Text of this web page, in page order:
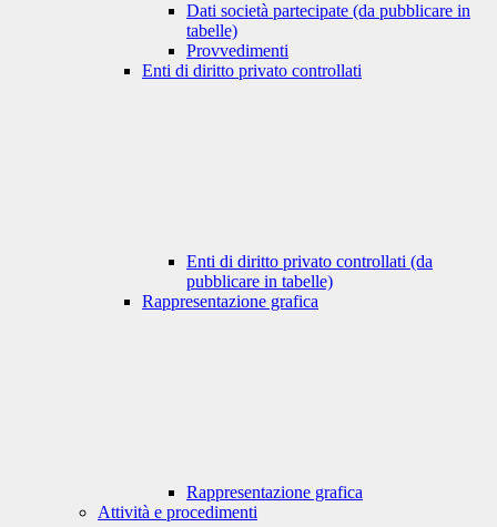
Dati società partecipate (da pubblicare in
tabelle)
Provvedimenti
Enti di diritto privato controllati
Enti di diritto privato controllati (da
pubblicare in tabelle)
Rappresentazione grafica
Rappresentazione grafica
Attività e procedimenti